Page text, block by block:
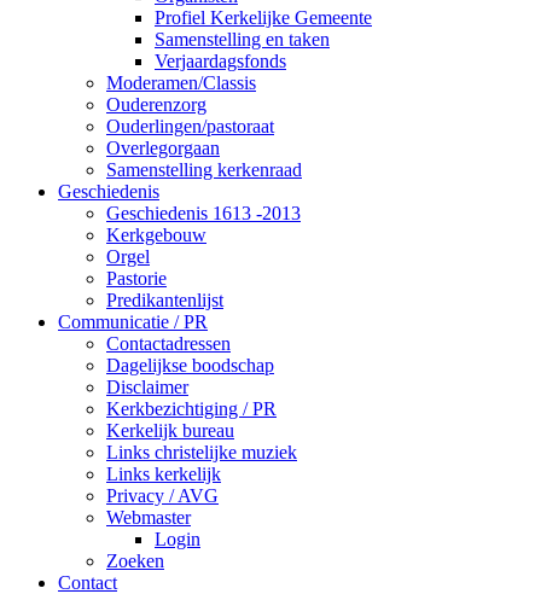
Profiel Kerkelijke Gemeente
Samenstelling en taken
Verjaardagsfonds
Moderamen/Classis
Ouderenzorg
Ouderlingen/pastoraat
Overlegorgaan
Samenstelling kerkenraad
Geschiedenis
Geschiedenis 1613 -2013
Kerkgebouw
Orgel
Pastorie
Predikantenlijst
Communicatie / PR
Contactadressen
Dagelijkse boodschap
Disclaimer
Kerkbezichtiging / PR
Kerkelijk bureau
Links christelijke muziek
Links kerkelijk
Privacy / AVG
Webmaster
Login
Zoeken
Contact